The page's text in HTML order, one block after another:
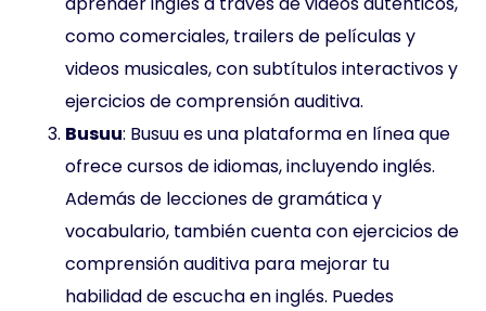
como comerciales, trailers de películas y
videos musicales, con subtítulos interactivos y
ejercicios de comprensión auditiva.
Busuu: Busuu es una plataforma en línea que
ofrece cursos de idiomas, incluyendo inglés.
Además de lecciones de gramática y
vocabulario, también cuenta con ejercicios de
comprensión auditiva para mejorar tu
habilidad de escucha en inglés. Puedes